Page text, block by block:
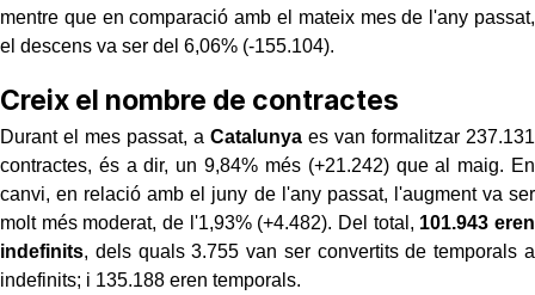
mentre que en comparació amb el mateix mes de l'any passat,
el descens va ser del 6,06% (-155.104).
Creix el nombre de contractes
Durant el mes passat, a Catalunyaes van formalitzar 237.131
contractes, és a dir, un 9,84% més (+21.242) que al maig. En
canvi, en relació amb el juny de l'any passat, l'augment va ser
molt més moderat, de l'1,93% (+4.482). Del total, 101.943 eren
indefinits, dels quals 3.755 van ser convertits de temporals a
indefinits; i 135.188 eren temporals.